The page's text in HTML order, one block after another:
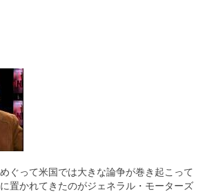
ぐって米国では大きな論争が巻き起こって
置かれてきたのがジェネラル・モーターズ